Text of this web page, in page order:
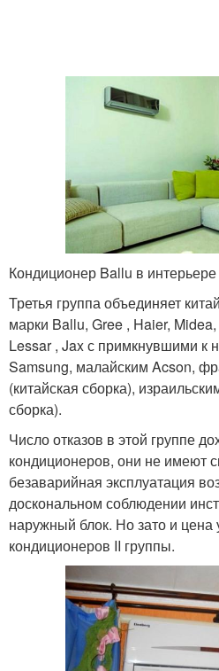
Кондиционер Ballu в интерьере
Третья группа объединяет
марки Ballu, Gree , Haier,
Lessar , Jax с примкнувшими к
Samsung, малайским Acson,
(китайская сборка),
сборка).
Число отказов в этой группе
кондиционеров, они не имеют
безаварийная эксплуатация
доскональном соблюдении
наружный блок. Но зато и цена
кондиционеров II группы.